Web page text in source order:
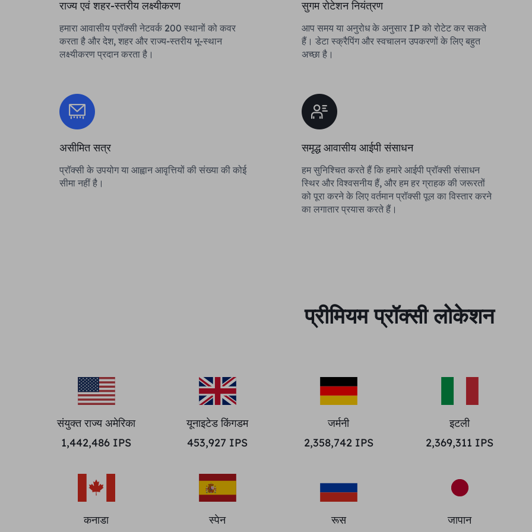
राज्य एवं शहर-स्तरीय लक्ष्यीकरण
हमारा आवासीय प्रॉक्सी नेटवर्क 200 स्थानों को कवर
करता है और देश, शहर और राज्य-स्तरीय भू-स्थान
लक्ष्यीकरण प्रदान करता है।
सुगम रोटेशन नियंत्रण
आप समय या अनुरोध के अनुसार IP को रोटेट कर सकते
हैं। डेटा स्क्रैपिंग और स्वचालन उपकरणों के लिए बहुत
अच्छा है।
असीमित सत्र
प्रॉक्सी के उपयोग या आह्वान आवृत्तियों की संख्या की कोई
सीमा नहीं है।
समृद्ध आवासीय आईपी संसाधन
हम सुनिश्चित करते हैं कि हमारे आईपी प्रॉक्सी संसाधन
स्थिर और विश्वसनीय हैं, और हम हर ग्राहक की जरूरतों
को पूरा करने के लिए वर्तमान प्रॉक्सी पूल का विस्तार करने
का लगातार प्रयास करते हैं।
प्रीमियम प्रॉक्सी लोकेशन
संयुक्त राज्य अमेरिका
1,442,486 IPS
यूनाइटेड किंगडम
453,927 IPS
जर्मनी
2,358,742IPS
इटली
2,369,311 IPS
कनाडा स्पेन रूस जापान